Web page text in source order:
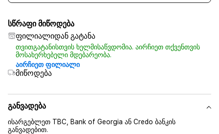
სწრაფი მიწოდება
ფილიალიდან გატანა
თვითგატანისთვის ხელმისაწვდომია. აირჩიეთ თქვენთვის
მოსახერხებელი მდებარეობა.
აირჩიეთ ფილიალი
მიწოდება
განვადება
ისარგებლეთ TBC, Bank of Georgia ან Credo ბანკის
განვადებით.